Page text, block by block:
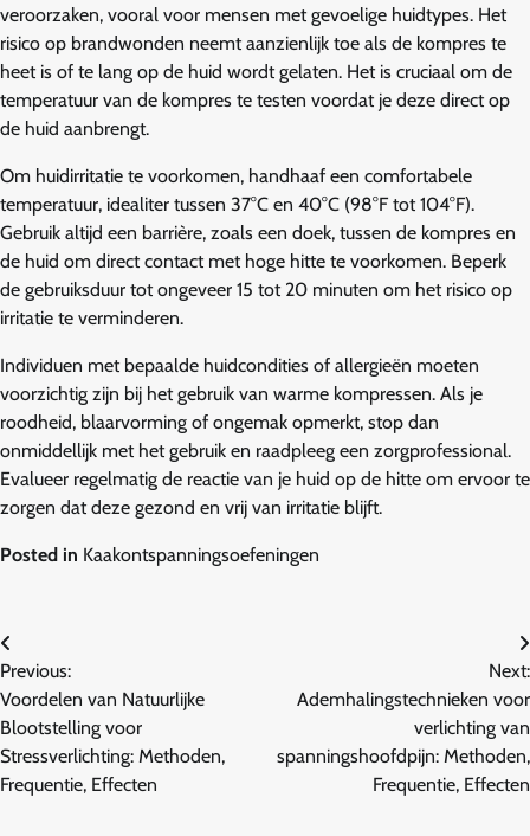
veroorzaken, vooral voor mensen met gevoelige huidtypes. Het
risico op brandwonden neemt aanzienlijk toe als de kompres te
heet is of te lang op de huid wordt gelaten. Het is cruciaal om de
temperatuur van de kompres te testen voordat je deze direct op
de huid aanbrengt.
Om huidirritatie te voorkomen, handhaaf een comfortabele
temperatuur, idealiter tussen 37°C en 40°C (98°F tot 104°F).
Gebruik altijd een barrière, zoals een doek, tussen de kompres en
de huid om direct contact met hoge hitte te voorkomen. Beperk
de gebruiksduur tot ongeveer 15 tot 20 minuten om het risico op
irritatie te verminderen.
Individuen met bepaalde huidcondities of allergieën moeten
voorzichtig zijn bij het gebruik van warme kompressen. Als je
roodheid, blaarvorming of ongemak opmerkt, stop dan
onmiddellijk met het gebruik en raadpleeg een zorgprofessional.
Evalueer regelmatig de reactie van je huid op de hitte om ervoor te
zorgen dat deze gezond en vrij van irritatie blijft.
Posted in Kaakontspanningsoefeningen
Post
navigation
Previous:
Voordelen van Natuurlijke
Blootstelling voor
Stressverlichting: Methoden,
Frequentie, Effecten
Next:
Ademhalingstechnieken voor
verlichting van
spanningshoofdpijn: Methoden,
Frequentie, Effecten